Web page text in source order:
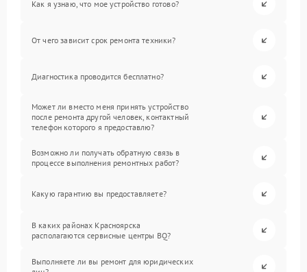
Как я узнаю, что мое устройство готово?
От чего зависит срок ремонта техники?
Диагностика проводится бесплатно?
Может ли вместо меня принять устройство
после ремонта другой человек, контактный
телефон которого я предоставлю?
Возможно ли получать обратную связь в
процессе выполнения ремонтных работ?
Какую гарантию вы предоставляете?
В каких районах Красноярска
располагаются сервисные центры BQ?
Выполняете ли вы ремонт для юридических